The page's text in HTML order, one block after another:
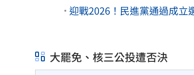
迎戰2026！民進黨通過成
大罷免、核三公投遭否決